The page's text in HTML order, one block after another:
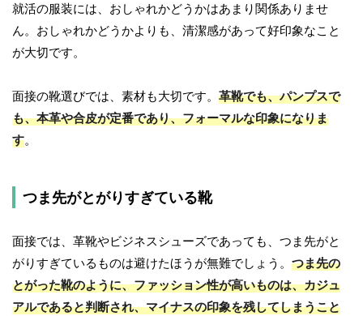
就活の服装には、おしゃれかどうかはあまり関係ありませ
ん。おしゃれかどうかよりも、清潔感があって好印象なこと
が大切です。
面接の靴選びでは、素材も大切です。 革靴でも、パンプスで
も、本革や合皮が定番であり、フォーマルな印象になりま
す。
つま先がとがりすぎている靴
面接では、革靴やビジネスシューズであっても、つま先がと
がりすぎているものは避けたほうが無難でしょう。 つま先の
とがった靴のように、ファッション性が高いものは、カジュ
アルであると判断され、マイナスの印象を残してしまうこと